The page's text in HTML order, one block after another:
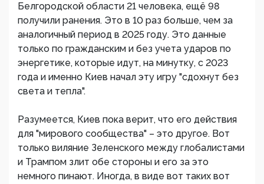
Белгородской области 21 человека, ещё 98
получили ранения. Это в 10 раз больше, чем за
аналогичный период в 2025 году. Это данные
только по гражданским и без учета ударов по
энергетике, которые идут, на минутку, с 2023
года и именно Киев начал эту игру "сдохнут без
света и тепла".
Разумеется, Киев пока верит, что его действия
для "мирового сообщества" – это другое. Вот
только виляние Зеленского между глобалистами
и Трампом злит обе стороны и его за это
немного пинают. Иногда, в виде вот таких вот